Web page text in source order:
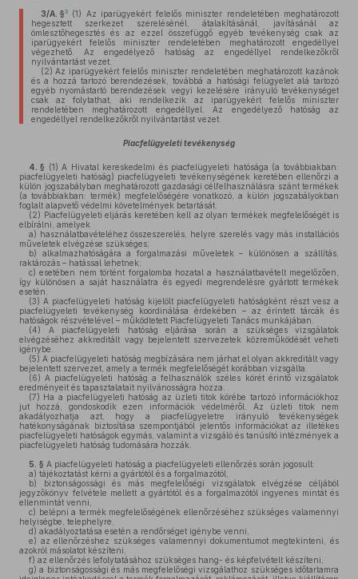
3/A. §3 (1) Az iparügyekért felelős miniszter rendeletében meghatározott
hegesztett szerkezet szerelésénél, átalakításánál, javításánál az
ömlesztőhegesztés és az ezzel összefüggő egyéb tevékenység csak az
iparügyekért felelős miniszter rendeletében meghatározott engedéllyel
végezhető. Az engedélyező hatóság az engedéllyel rendelkezőkről
nyilvántartást vezet.
(2) Az iparügyekért felelős miniszter rendeletében meghatározott kazánok
és a hozzá tartozó berendezések, továbbá a hatósági felügyelet alá tartozó
egyéb nyomástartó berendezések vegyi kezelésére irányuló tevékenységet
csak az folytathat, aki rendelkezik az iparügyekért felelős miniszter
rendeletében meghatározott engedéllyel. Az engedélyező hatóság az
engedéllyel rendelkezőkről nyilvántartást vezet.
Piacfelügyeleti tevékenység
4. § (1) A Hivatal kereskedelmi és piacfelügyeleti hatósága (a továbbiakban:
piacfelügyeleti hatóság) piacfelügyeleti tevékenységének keretében ellenőrzi a
külön jogszabályban meghatározott gazdasági célfelhasználásra szánt termékek
(a továbbiakban: termék) megfelelőségére vonatkozó, a külön jogszabályokban
foglalt alapvető védelmi követelmények betartását.
(2) Piacfelügyeleti eljárás keretében kell az olyan termékek megfelelőségét is
elbírálni, amelyek
a) használatbavételéhez összeszerelés, helyre szerelés vagy más installációs
műveletek elvégzése szükséges;
b) alkalmazhatóságára a forgalmazási műveletek – különösen a szállítás,
raktározás – hatással lehetnek;
c) esetében nem történt forgalomba hozatal a használatbavételt megelőzően,
így különösen a saját használatra és egyedi megrendelésre gyártott termékek
esetén.
(3) A piacfelügyeleti hatóság kijelölt piacfelügyeleti hatóságként részt vesz a
piacfelügyeleti tevékenység koordinálása érdekében – az érintett tárcák és
hatóságok részvételével – működtetett Piacfelügyeleti Tanács munkájában.
(4) A piacfelügyeleti hatóság eljárása során a szükséges vizsgálatok
elvégzéséhez akkreditált vagy bejelentett szervezetek közreműködését veheti
igénybe.
(5) A piacfelügyeleti hatóság megbízására nem járhat el olyan akkreditált vagy
bejelentett szervezet, amely a termék megfelelőségét korábban vizsgálta.
(6) A piacfelügyeleti hatóság a felhasználók széles körét érintő vizsgálatok
eredményeit és tapasztalatait nyilvánosságra hozza.
(7) Ha a piacfelügyeleti hatóság az üzleti titok körébe tartozó információkhoz
jut hozzá, gondoskodik ezen információk védelméről. Az üzleti titok nem
akadályozhatja azt, hogy a piacfelügyeletre irányuló tevékenységek
hatékonyságának biztosítása szempontjából jelentős információkat az illetékes
piacfelügyeleti hatóságok egymás, valamint a vizsgáló és tanúsító intézmények a
piacfelügyeleti hatóság tudomására hozzák.
5. § A piacfelügyeleti hatóság a piacfelügyeleti ellenőrzés során jogosult:
a) tájékoztatást kérni a gyártótól és a forgalmazótól,
b) biztonságossági és más megfelelőségi vizsgálatok elvégzése céljából
jegyzőkönyv felvétele mellett a gyártótól és a forgalmazótól ingyenes mintát és
ellenmintát venni,
c) belépni a termék megfelelőségének ellenőrzéséhez szükséges valamennyi
helyiségbe, telephelyre,
d) akadályoztatása esetén a rendőrséget igénybe venni,
e) az ellenőrzéshez szükséges valamennyi dokumentumot megtekinteni, és
azokról másolatot készíteni,
f) az ellenőrzés lefolytatásához szükséges hang- és képfelvételt készíteni,
g) a biztonságossági és más megfelelőségi vizsgálathoz szükséges időtartamra